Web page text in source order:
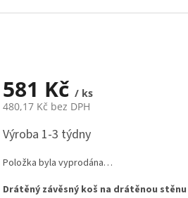
581 Kč / ks
480,17 Kč bez DPH
Měrná
cena:
Výroba 1-3 týdny
Položka byla vyprodána…
Drátěný závěsný koš na drátěnou stěnu